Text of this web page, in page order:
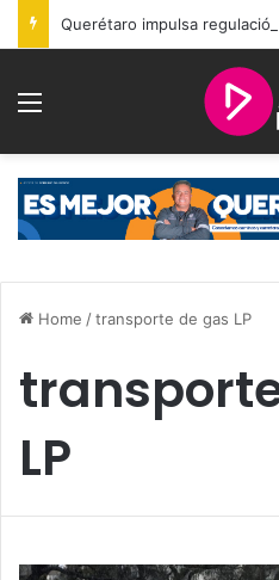
Home /transporte de gas LP
LP